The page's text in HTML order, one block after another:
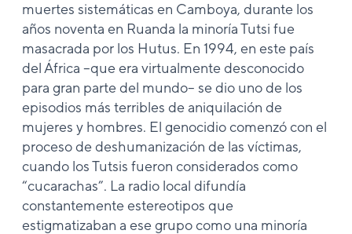
muertes sistemáticas en Camboya, durante los
años noventa en Ruanda la minoría Tutsi fue
masacrada por los Hutus. En 1994, en este país
del África –que era virtualmente desconocido
para gran parte del mundo– se dio uno de los
episodios más terribles de aniquilación de
mujeres y hombres. El genocidio comenzó con el
proceso de deshumanización de las víctimas,
cuando los Tutsis fueron considerados como
“cucarachas”. La radio local difundía
constantemente estereotipos que
estigmatizaban a ese grupo como una minoría